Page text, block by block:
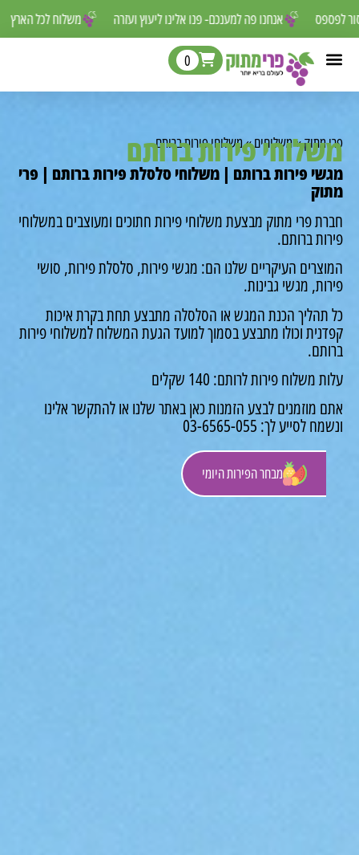
משלוח לכל אנחנו פה למענכם- פנו אלינו ליעוץ ועזרה שאסור לפספס
מבחר הפירות היומי
0
»משלוחים»משלוחי פירות ברותם
פירות ברותם
פירות ברותם | משלוחי סלסלת פירות ברותם | פרי
פרי מתוק מבצעת משלוחי פירות חתוכים ומעוצבים במשלוחי
ברותם.
העיקריים שלנו הם: מגשי פירות, סלסלת פירות, סושי
מגשי גבינות.
הכנת המגש או הסלסלה מתבצע תחת בקרת איכות
וכולו מתבצע בסמוך למועד הגעת המשלוח למשלוחי פירות
פירות לרותם: 140 שקלים
מוזמנים לבצע הזמנות כאן באתר שלנו או להתקשר אלינו
לך: 03-6565-055